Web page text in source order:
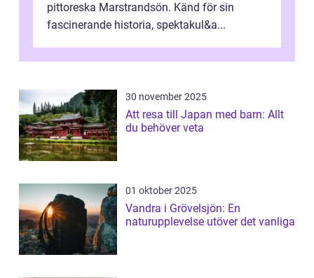
pittoreska Marstrandsön. Känd för sin
fascinerande historia, spektakul&a...
30 november 2025
Att resa till Japan med barn: Allt
du behöver veta
01 oktober 2025
Vandra i Grövelsjön: En
naturupplevelse utöver det vanliga